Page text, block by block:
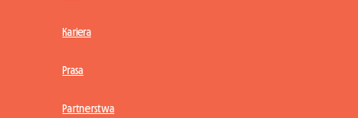
Kariera
Prasa
Partnerstwa